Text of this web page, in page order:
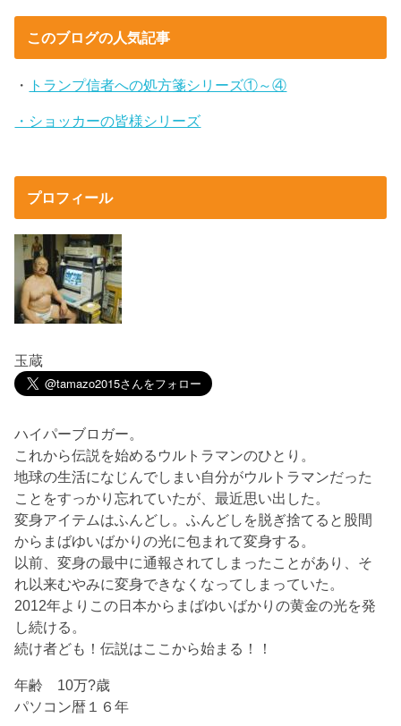
このブログの人気記事
・ トランプ信者への処方箋シリーズ①～④
・ショッカーの皆様シリーズ
プロフィール
玉蔵
ハイパーブロガー。
これから伝説を始めるウルトラマンのひとり。
地球の生活になじんでしまい自分がウルトラマンだった
ことをすっかり忘れていたが、最近思い出した。
変身アイテムはふんどし。ふんどしを脱ぎ捨てると股間
からまばゆいばかりの光に包まれて変身する。
以前、変身の最中に通報されてしまったことがあり、そ
れ以来むやみに変身できなくなってしまっていた。
2012年よりこの日本からまばゆいばかりの黄金の光を発
し続ける。
続け者ども！伝説はここから始まる！！
年齢 10万?歳
パソコン暦１６年